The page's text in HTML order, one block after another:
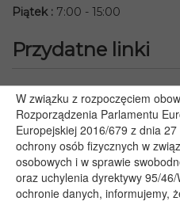
Piątek: 7:00 - 15:00
Przydatne linki
Starostwo Powiatowe we
Lubelski Urząd Wojewódzki
Urząd Marszałkowski
Serwis Rzeczypospolitej
PGE – Planowane wyłączenia
Poczta E-mail
W związku z rozpoczęciem
Rozporządzenia Parlamentu
Europejskiej 2016/679 z dnia
ochrony osób fizycznych w
osobowych i w sprawie
oraz uchylenia dyrektywy 95/
ochronie danych, informujemy,